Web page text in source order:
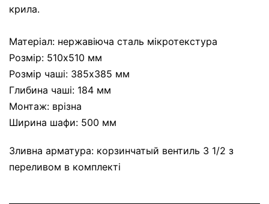
крила.
Матеріал: нержавіюча сталь мікротекстура
Розмір: 510x510 мм
Розмір чаші: 385х385 мм
Глибина чаші: 184 мм
Монтаж: врізна
Ширина шафи: 500 мм
Зливна арматура: корзинчатый вентиль 3 1/2 з
переливом в комплекті